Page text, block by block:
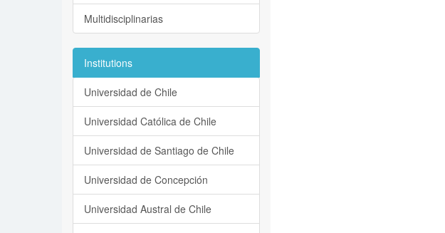
Multidisciplinarias
Institutions
Universidad de Chile
Universidad Católica de Chile
Universidad de Santiago de Chile
Universidad de Concepción
Universidad Austral de Chile